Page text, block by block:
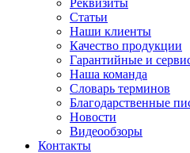
Реквизиты
Статьи
Наши клиенты
Качество продукции
Гарантийные и
Наша команда
Словарь терминов
Благодарственные
Новости
Видеообзоры
Контакты